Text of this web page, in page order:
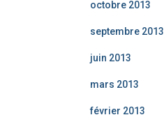
octobre 2013
septembre 2013
juin 2013
mars 2013
février 2013